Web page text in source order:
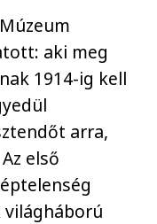
aki meg
1914-ig kell
arra,
első
világháború